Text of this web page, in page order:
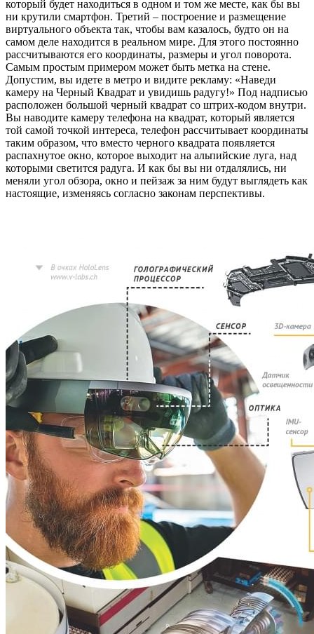
который будет находиться в одном и том же месте, как бы вы
ни крутили смартфон. Третий – построение и размещение
виртуального объекта так, чтобы вам казалось, будто он на
самом деле находится в реальном мире. Для этого постоянно
рассчитываются его координаты, размеры и угол поворота.
Самым простым примером может быть метка на стене.
Допустим, вы идете в метро и видите рекламу: «Наведи
камеру на Черный Квадрат и увидишь радугу!» Под надписью
расположен большой черный квадрат со штрих-кодом внутри.
Вы наводите камеру телефона на квадрат, который является
той самой точкой интереса, телефон рассчитывает координаты
таким образом, что вместо черного квадрата появляется
распахнутое окно, которое выходит на альпийские луга, над
которыми светится радуга. И как бы вы ни отдалялись, ни
меняли угол обзора, окно и пейзаж за ним будут выглядеть как
настоящие, изменяясь согласно законам перспективы.